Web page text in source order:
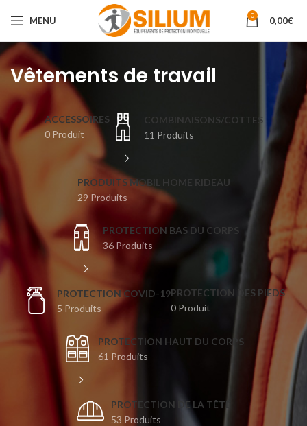
MENU 0 0,00€
Vêtements de travail
ACCESSOIRES
0 Produit
COMBINAISONS/COTTES
11 Produits
PRODUITS MOBIL HOME RIDEAU
29 Produits
PROTECTION BAS DU CORPS
36 Produits
⁣PROTECTION COVID-19
5 Produits
PROTECTION DES PIEDS
0 Produit
PROTECTION HAUT DU CORPS
61 Produits
PROTECTION DE LA TÊTE
53 Produits